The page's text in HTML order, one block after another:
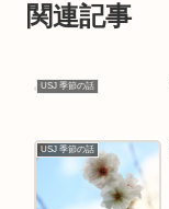
関連記事
USJ 季節の話
USJ 季節の話